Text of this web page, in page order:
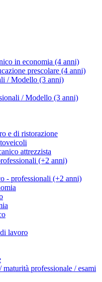
in economia (4 anni)
prescolare (4 anni)
/ Modello (3 anni)
/ Modello (3 anni)
e di ristorazione
attrezzista
(+2 anni)
- professionali (+2 anni)
lavoro
professionale / esami